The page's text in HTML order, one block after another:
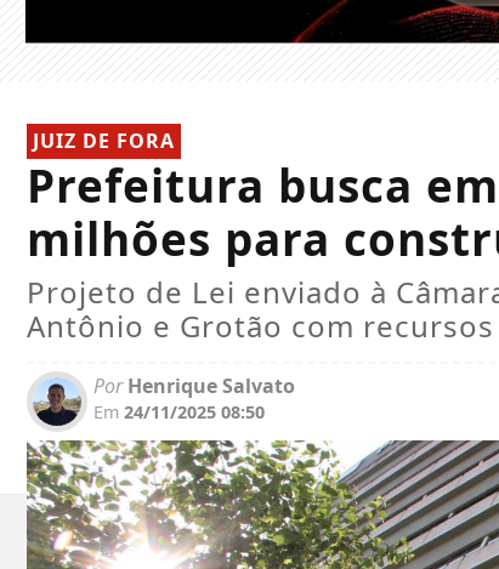
JUIZ DE FORA
Prefeitura busca
milhões para
Projeto de Lei enviado à
Antônio e Grotão com recursos
PorHenrique Salvato
Em 24/11/2025 08:50